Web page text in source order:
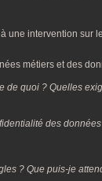
une intervention sur
métiers et des
de quoi ? Quelles
des
? Que puis-je